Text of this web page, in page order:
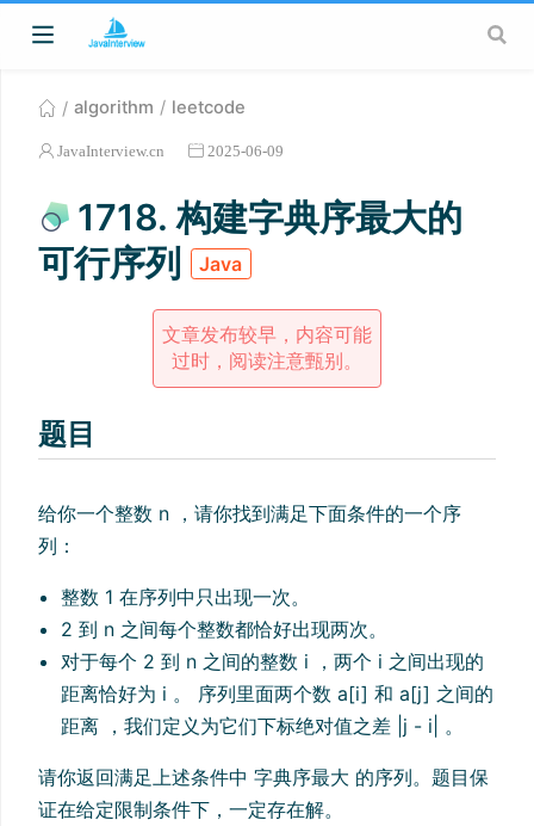
algorithm leetcode
JavaInterview.cn 2025-06-09
1718. 构建字典序最大的
可行序列
Java
文章发布较早，内容可能
过时，阅读注意甄别。
题目
给你一个整数 n ，请你找到满足下面条件的一个序
列：
整数 1 在序列中只出现一次。
2 到 n 之间每个整数都恰好出现两次。
对于每个 2 到 n 之间的整数 i ，两个 i 之间出现的
距离恰好为 i 。 序列里面两个数 a[i] 和 a[j] 之间的
距离 ，我们定义为它们下标绝对值之差 |j - i| 。
请你返回满足上述条件中 字典序最大 的序列。题目保
证在给定限制条件下，一定存在解。